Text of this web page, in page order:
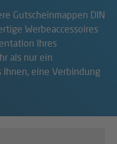
Gutscheinmappen DIN
Werbeaccessoires
Ihres
als nur ein
Ihnen, eine Verbindung